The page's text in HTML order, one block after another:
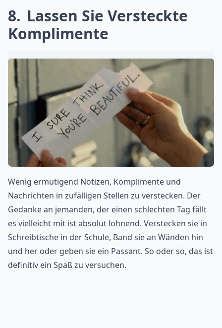
8 Lassen Sie Versteckte
Komplimente
Wenig ermutigend Notizen, Komplimente und
Nachrichten in zufälligen Stellen zu verstecken. Der
Gedanke an jemanden, der einen schlechten Tag fällt
es vielleicht mit ist absolut lohnend. Verstecken sie in
Schreibtische in der Schule, Band sie an Wänden hin
und her oder geben sie ein Passant. So oder so, das ist
definitiv ein Spaß zu versuchen.